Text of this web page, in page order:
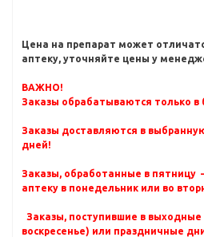
Цена на препарат может
аптеку, уточняйте цены у
ВАЖНО!
Заказы обрабатываются только в
Заказы доставляются в
дней!
Заказы, обработанные в пятницу
аптеку в понедельник или во
Заказы, поступившие в выходные
воскресенье) или праздничные